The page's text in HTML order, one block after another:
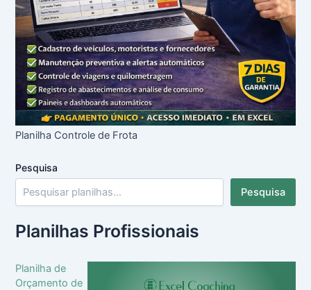
Planilha Controle de Frota
Pesquisa
Pesquisa
Planilhas Profissionais
Planilha de
Orçamento de